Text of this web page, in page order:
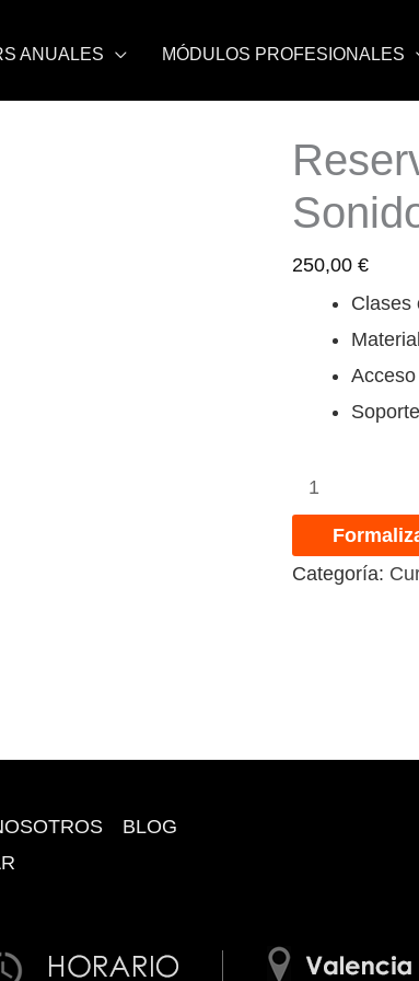
ANUALES MÓDULOS PROFESIONALES
250,00€
Clases
Reserva
Técnico
de
Sonido
[TDS60]
cantidad
Categoría:
BLOG